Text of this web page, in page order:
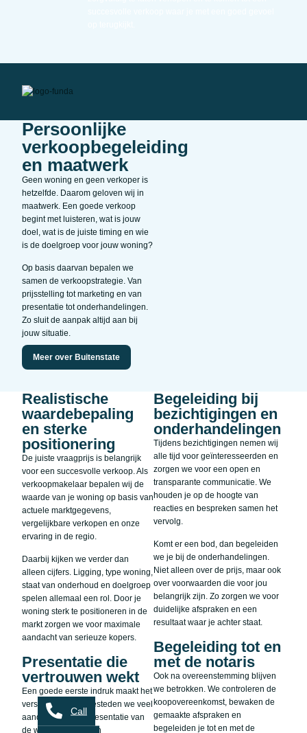
Persoonlijke
verkoopbegeleiding
en maatwerk
Geen woning en geen verkoper is
hetzelfde. Daarom geloven wij in
maatwerk. Een goede verkoop
begint met luisteren, wat is jouw
doel, wat is de juiste timing en wie
is de doelgroep voor jouw woning?
Op basis daarvan bepalen we
samen de verkoopstrategie. Van
prijsstelling tot marketing en van
presentatie tot onderhandelingen.
Zo sluit de aanpak altijd aan bij
jouw situatie.
Meer over Buitenstate
Begeleiding bij
bezichtigingen en
onderhandelingen
Tijdens bezichtigingen nemen wij
alle tijd voor geïnteresseerden en
zorgen we voor een open en
transparante communicatie. We
houden je op de hoogte van
reacties en bespreken samen het
vervolg.
Komt er een bod, dan begeleiden
we je bij de onderhandelingen.
Niet alleen over de prijs, maar ook
over voorwaarden die voor jou
belangrijk zijn. Zo zorgen we voor
duidelijke afspraken en een
resultaat waar je achter staat.
Begeleiding tot en
met de notaris
Ook na overeenstemming blijven
we betrokken. We controleren de
koopovereenkomst, bewaken de
gemaakte afspraken en
begeleiden je tot en met de
Realistische
waardebepaling
en sterke
positionering
De juiste vraagprijs is belangrijk
voor een succesvolle verkoop. Als
verkoopmakelaar bepalen wij de
waarde van je woning op basis van
actuele marktgegevens,
vergelijkbare verkopen en onze
ervaring in de regio.
Daarbij kijken we verder dan
alleen cijfers. Ligging, type woning,
staat van onderhoud en doelgroep
spelen allemaal een rol. Door je
woning sterk te positioneren in de
markt zorgen we voor maximale
aandacht van serieuze kopers.
Presentatie die
vertrouwen wekt
Een goede eerste indruk maakt het
verschil. Daarom besteden we veel
aandacht aan de presentatie van
de woning. Denk aan
Call